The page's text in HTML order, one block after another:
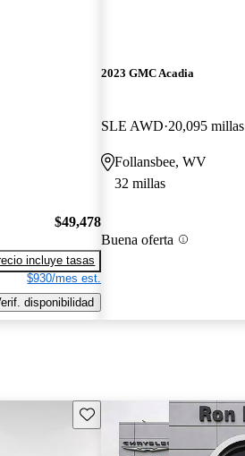
$49,478
incluye tasas
$930/mes est.
disponibilidad
2023 GMC Acadia
SLE AWD 20,095 millas
Follansbee, WV
32 millas
Buena oferta
Guarda este Aviso